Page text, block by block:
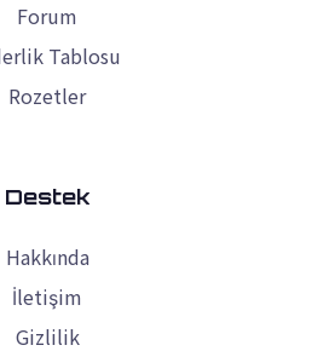
Forum
Tablosu
Rozetler
Destek
Hakkında
İletişim
Gizlilik